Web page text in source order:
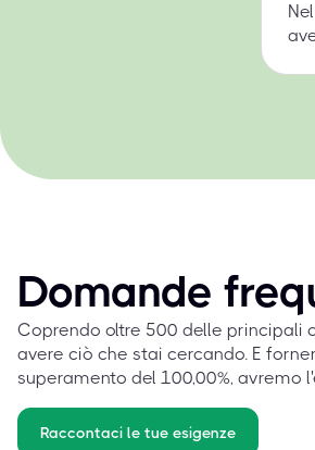
Domande
Coprendo oltre 500 delle principali
avere ciò che stai cercando. E
superamento del 100,00%, avremo
Raccontaci le tue esigenze